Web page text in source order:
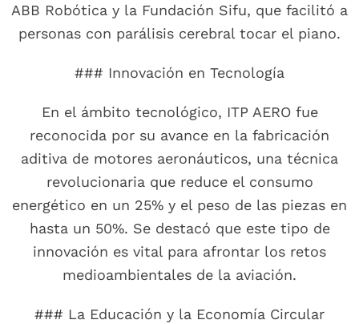
ABB Robótica y la Fundación Sifu, que facilitó a
personas con parálisis cerebral tocar el piano.
### Innovación en Tecnología
En el ámbito tecnológico, ITP AERO fue
reconocida por su avance en la fabricación
aditiva de motores aeronáuticos, una técnica
revolucionaria que reduce el consumo
energético en un 25% y el peso de las piezas en
hasta un 50%. Se destacó que este tipo de
innovación es vital para afrontar los retos
medioambientales de la aviación.
### La Educación y la Economía Circular